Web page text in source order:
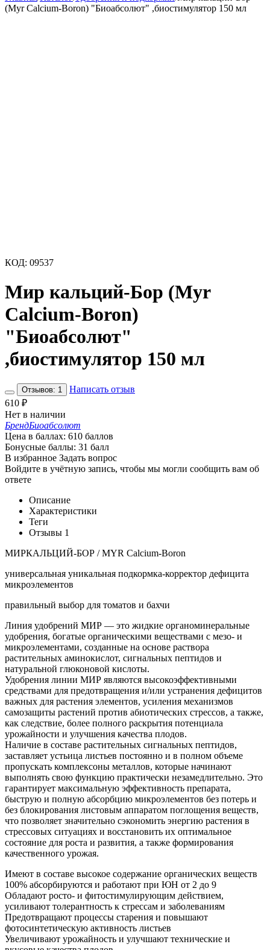
(Myr Calcium-Boron) "Биоабсолют" ,биостимулятор 150 мл
КОД: 09537
Мир кальций-Бор (Myr
Calcium-Boron)
"Биоабсолют"
,биостимулятор 150 мл
Отзывов: 1
Написать отзыв
610 ₽
Нет в наличии
БрендБиоабсолют
Цена в баллах: 610 баллов
Бонусные баллы: 31 балл
В избранное Задать вопрос
Войдите в учётную запись, чтобы мы могли сообщить вам об
ответе
Описание
Характеристики
Теги
Отзывы 1
МИРКАЛЬЦИЙ-БОР / MYR Calcium-Boron
универсальная уникальная подкормка-корректор дефицита
микроэлементов
правильный выбор для томатов и бахчи
Линия удобрений МИР — это жидкие органоминеральные
удобрения, богатые органическими веществами с мезо- и
микроэлементами, созданные на основе раствора
растительных аминокислот, сигнальных пептидов и
натуральной глюконовой кислоты.
Удобрения линии МИР являются высокоэффективными
средствами для предотвращения и/или устранения дефицитов
важных для растения элементов, усиления механизмов
самозащиты растений против абиотических стрессов, а также,
как следствие, более полного раскрытия потенциала
урожайности и улучшения качества плодов.
Наличие в составе растительных сигнальных пептидов,
заставляет устьица листьев постоянно и в полном объеме
пропускать комплексоны металлов, которые начинают
выполнять свою функцию практически незамедлительно. Это
гарантирует максимальную эффективность препарата,
быструю и полную абсорбцию микроэлементов без потерь и
без блокирования листовым аппаратом поглощения веществ,
что позволяет значительно сэкономить энергию растения в
стрессовых ситуациях и восстановить их оптимальное
состояние для роста и развития, а также формирования
качественного урожая.
Имеют в составе высокое содержание органических веществ
100% абсорбируются и работают при ЮН от 2 до 9
Обладают росто- и фитостимулирующим действием,
усиливают толерантность к стрессам и заболеваниям
Предотвращают процессы старения и повышают
фотосинтетическую активность листьев
Увеличивают урожайность и улучшают технические и